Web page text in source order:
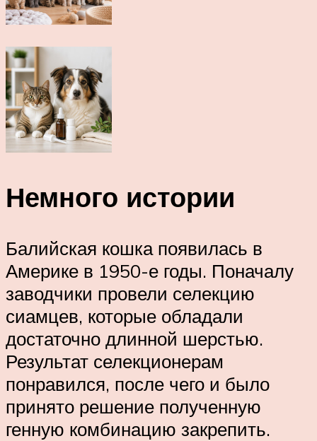
Немного истории
Балийская кошка появилась в
Америке в 1950-е годы. Поначалу
заводчики провели селекцию
сиамцев, которые обладали
достаточно длинной шерстью.
Результат селекционерам
понравился, после чего и было
принято решение полученную
генную комбинацию закрепить.